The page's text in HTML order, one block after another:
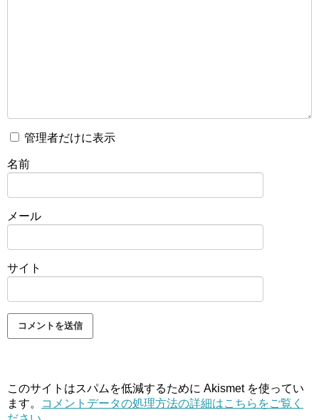
管理者だけに表示
名前
メール
サイト
このサイトはスパムを低減するために Akismet を使ってい
ます。
コメントデータの処理方法の詳細はこちらをご覧く